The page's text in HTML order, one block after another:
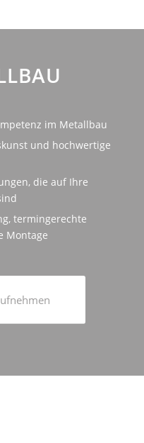
im Metallbau
und hochwertige
die auf Ihre
termingerechte
Montage